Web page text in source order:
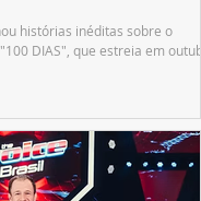
histórias inéditas sobre o
DIAS", que estreia em